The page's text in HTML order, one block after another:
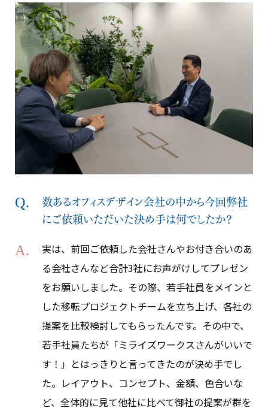
数あるオフィスデザイン会社の中から今回弊社
にご依頼いただいた決め手は何でしたか？
実は、前回ご依頼した会社さんやお付き合いのあ
る会社さんなど合計3社にお声がけしてプレゼン
をお願いしました。その際、若手社員をメインと
した移転プロジェクトチームを立ち上げ、各社の
提案を比較検討してもらったんです。その中で、
若手社員たちが「ミライズワークスさんがいいで
す！」とはっきりと言ってきたのが決め手でし
た。レイアウト、コンセプト、金額、色合いな
ど、全体的に見て他社に比べて御社の提案が群を